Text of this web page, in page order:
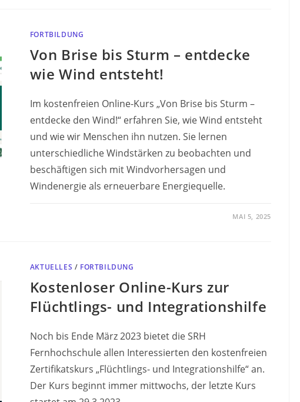
FORTBILDUNG
Von Brise bis Sturm – entdecke
wie Wind entsteht!
Im kostenfreien Online-Kurs „Von Brise bis Sturm –
entdecke den Wind!“ erfahren Sie, wie Wind entsteht
und wie wir Menschen ihn nutzen. Sie lernen
unterschiedliche Windstärken zu beobachten und
beschäftigen sich mit Windvorhersagen und
Windenergie als erneuerbare Energiequelle.
MAI 5, 2025
AKTUELLES / FORTBILDUNG
Kostenloser Online-Kurs zur
Flüchtlings- und Integrationshilfe
Noch bis Ende März 2023 bietet die SRH
Fernhochschule allen Interessierten den kostenfreien
Zertifikatskurs „Flüchtlings- und Integrationshilfe“ an.
Der Kurs beginnt immer mittwochs, der letzte Kurs